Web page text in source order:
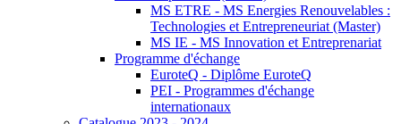
MS ETRE - MS Energies Renouvelables :
Technologies et Entrepreneuriat (Master)
MS IE - MS Innovation et Entreprenariat
Programme d'échange
EuroteQ - Diplôme EuroteQ
PEI - Programmes d'échange
internationaux